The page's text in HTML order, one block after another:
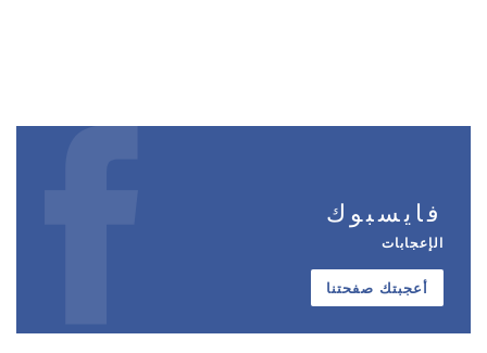
فايسبوك
الإعجابات
أعجبتك صفحتنا